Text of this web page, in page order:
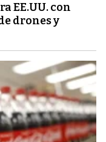
EE.UU. con
drones y